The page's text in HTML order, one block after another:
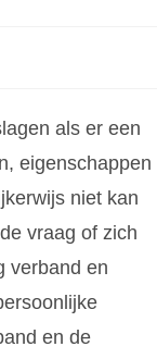
als er een
eigenschappen
niet kan
vraag of zich
verband en
en de